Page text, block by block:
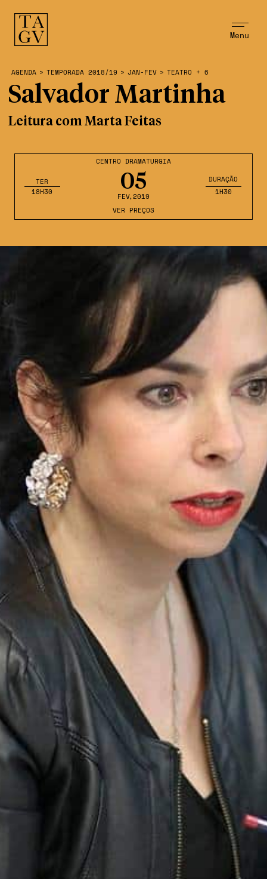
Menu
CENTRO DRAMATURGIA
05
FEV,2019
TER
18H30
DURAÇÃO
1H30
VER PREÇOS
AGENDA > TEMPORADA 2018/19 > JAN-FEV > TEATRO + 6
Salvador Martinha
Leitura com Marta Feitas